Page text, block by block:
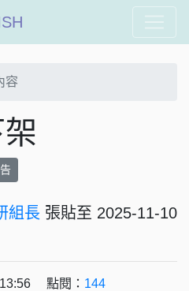
容
組長 張貼至 2025-11-10
點閱： 144